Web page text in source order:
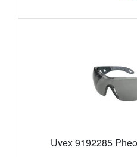
Uvex 9192285